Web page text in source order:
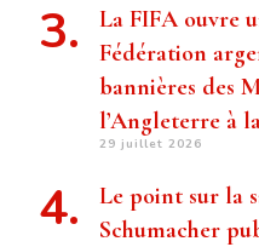
La FIFA ouvre
Fédération
bannières des
l’Angleterre à
29 juillet 2026
Le point sur la
Schumacher